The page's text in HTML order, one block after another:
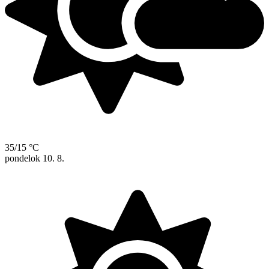
35/15 °C
pondelok 10. 8.